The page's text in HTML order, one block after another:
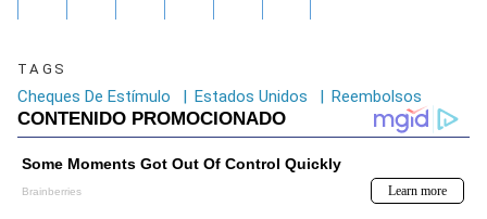
TAGS
Cheques De Estímulo | Estados Unidos | Reembolsos